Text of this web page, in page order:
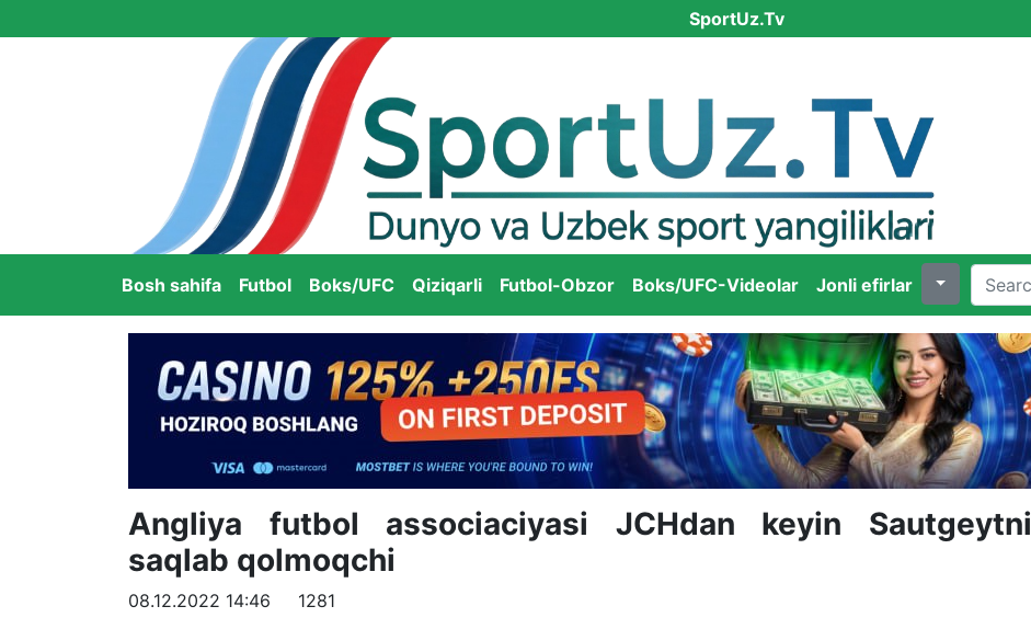
SportUz.Tv
Bosh sahifa Futbol Boks/UFC Qiziqarli Futbol-Obzor Boks/UFC-Videolar Jonli efirlar
Angliya futbol associaciyasi JCHdan keyin Sautgeytni
saqlab qolmoqchi
08.12.2022 14:46 1281